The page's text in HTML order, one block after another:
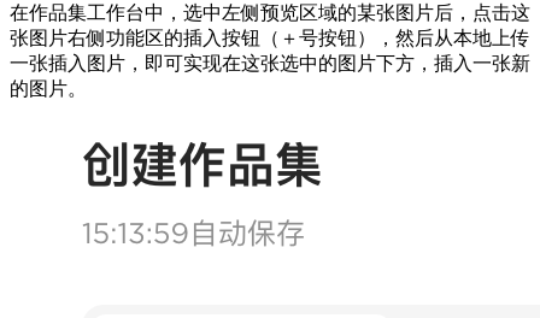
在作品集工作台中，选中左侧预览区域的某张图片后，点击这
张图片右侧功能区的插入按钮（＋号按钮），然后从本地上传
一张插入图片，即可实现在这张选中的图片下方，插入一张新
的图片。